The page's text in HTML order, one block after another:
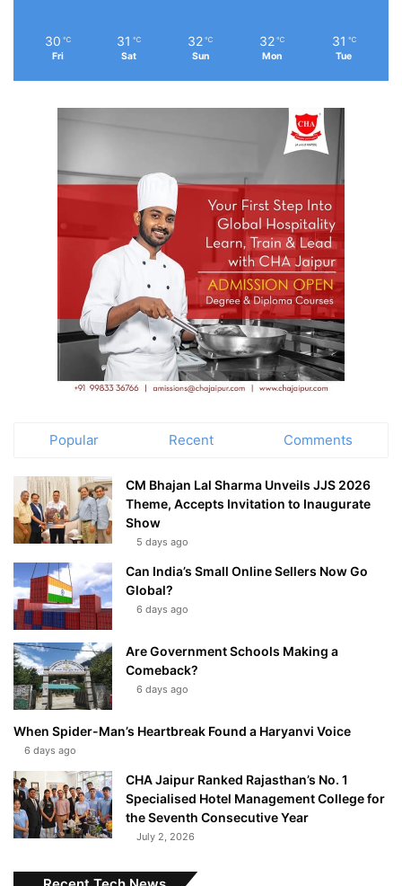
30 ℃
Fri
31 ℃
Sat
32 ℃
Sun
32 ℃
Mon
31 ℃
Tue
Popular Recent Comments
CM Bhajan Lal Sharma Unveils JJS 2026
Theme, Accepts Invitation to Inaugurate
Show
5 days ago
Can India’s Small Online Sellers Now Go
Global?
6 days ago
Are Government Schools Making a
Comeback?
6 days ago
When Spider-Man’s Heartbreak Found a Haryanvi Voice
6 days ago
CHA Jaipur Ranked Rajasthan’s No. 1
Specialised Hotel Management College for
the Seventh Consecutive Year
July 2, 2026